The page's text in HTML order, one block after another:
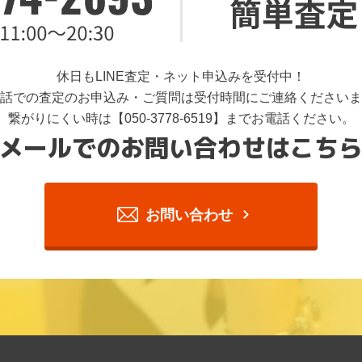
休日もLINE査定・ネット申込みを受付中！
での査定のお申込み・ご質問は受付時間にご連絡ください
繋がりにくい時は【050-3778-6519】までお電話ください。
メールでのお問い合わせはこちら
お問い合わせ